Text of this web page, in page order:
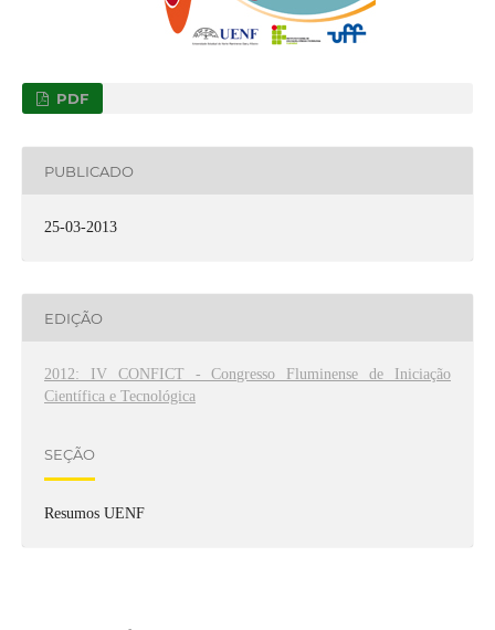
PDF
PUBLICADO
25-03-2013
EDIÇÃO
2012: IV CONFICT - Congresso Fluminense de Iniciação
Científica e Tecnológica
SEÇÃO
Resumos UENF